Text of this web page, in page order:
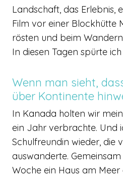
Landschaft, das Erlebnis,
Film vor einer Blockhütte
rösten und beim
In diesen Tagen spürte
Wenn man sieht,
über Kontinente
In Kanada holten wir
ein Jahr verbrachte. Und
Schulfreundin wieder, die
auswanderte.
Woche ein Haus am